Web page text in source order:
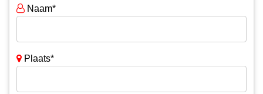
Naam*
Plaats*